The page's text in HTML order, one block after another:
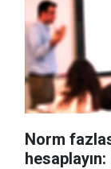
Norm